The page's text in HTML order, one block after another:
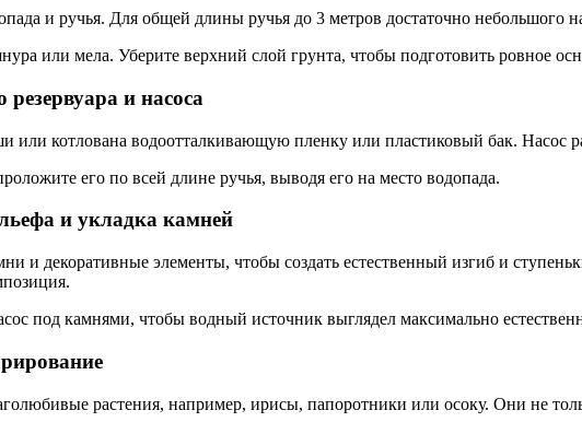
и ручья. Для общей длины ручья до 3 метров достаточно небольшого
или мела. Уберите верхний слой грунта, чтобы подготовить ровное
и насоса
или котлована водоотталкивающую пленку или пластиковый бак. Насос
его по всей длине ручья, выводя его на место водопада.
и укладка камней
и декоративные элементы, чтобы создать естественный изгиб и
под камнями, чтобы водный источник выглядел максимально
растения, например, ирисы, папоротники или осоку. Они не